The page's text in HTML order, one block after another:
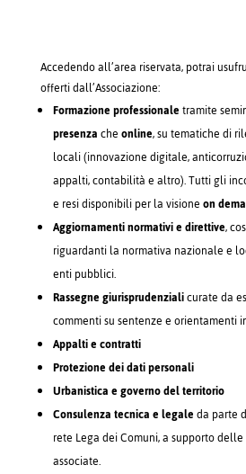
Accedendo all’area riservata, potrai
offerti dall’Associazione:
Formazione professionaletramite
presenzacheonline, su tematiche di
locali (innovazione digitale,
appalti, contabilità e altro). Tutti gli
e resi disponibili per la visioneon
Aggiornamenti normativi e direttive,
riguardanti la normativa nazionale e
enti pubblici.
Rassegne giurisprudenzialicurate da
commenti su sentenze e orientamenti
Appalti e contratti
Protezione dei dati personali
Urbanistica e governo del territorio
Consulenza tecnica e legaleda parte
rete Lega dei Comuni, a supporto
associate.